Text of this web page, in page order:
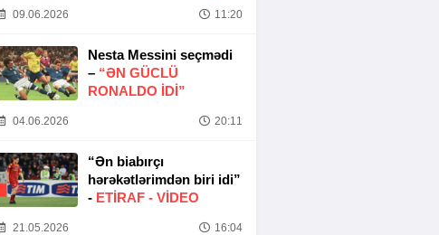
09.06.2026 11:20
Nesta Messini seçmədi
– “ƏN GÜCLÜ
RONALDO IDI”
04.06.2026 20:11
“Ən biabırçı
hərəkətlərimdən biri idi”
- ETIRAF - VİDEO
21.05.2026 16:04